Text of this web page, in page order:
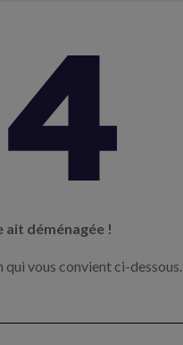
ait déménagée !
vous convient ci-dessous.